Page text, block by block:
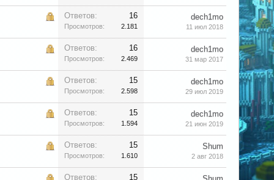
Ответов: 16
Просмотров: 2.181
dech1mo
11 июл 2018
Ответов: 16
Просмотров: 2.469
dech1mo
31 мар 2017
Ответов: 15
Просмотров: 2.598
dech1mo
29 июл 2019
Ответов: 15
Просмотров: 1.594
dech1mo
21 июн 2019
Ответов: 15
Просмотров: 1.610
Shum
2 авг 2018
Ответов: 15